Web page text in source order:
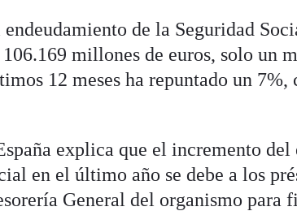
de la Seguridad
millones de euros, solo un
12 meses ha repuntado un 7%,
explica que el incremento del
en el último año se debe a los
General del organismo para